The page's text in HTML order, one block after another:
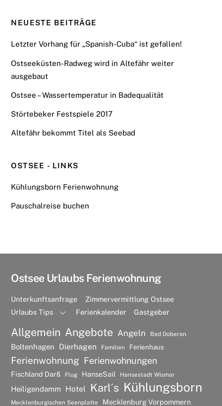
NEUESTE BEITRÄGE
Letzter Vorhang für „Spanish-Cuba“ ist gefallen!
Ostseeküsten-Radweg wird in Altefähr weiter
ausgebaut
Ostsee – Wassertemperatur in Badequalität
Störtebeker Festspiele 2017
Altefähr bekommt Titel als Seebad
OSTSEE - LINKS
Kühlungsborn Ferienwohnung
Pauschalreise buchen
Ostsee Urlaubs Ferienwohnung
Unterkunftsanfrage
Zimmervermittlung Ostsee
Urlaubs Tips
Ferienkalender Gastgeber
Allgemein Angebote Angeln Bad Doberan
Boltenhagen Dierhagen Familien Ferienhaus
Ferienwohnung Ferienwohnungen
Fischland Darß Flug HanseSail Hansestadt Wismar
Heiligendamm Hotel Karl´s Kühlungsborn
Mecklenburgischen Seenplatte Mecklenburg Vorpommern